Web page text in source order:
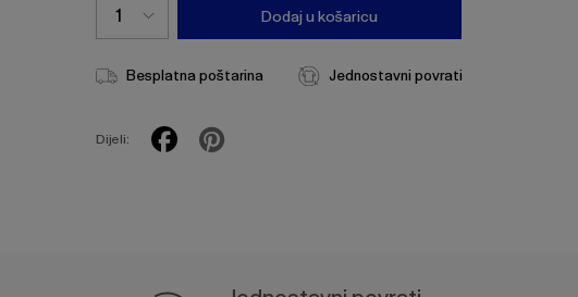
Dodaj u košaricu
Besplatna poštarina Jednostavni povrati
Dijeli: